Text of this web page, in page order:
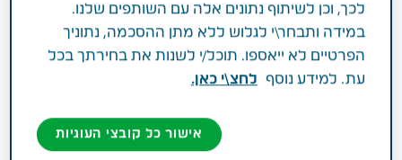
פעילות רפואית
קנביס רפואי מיועד למחלות שונות כפי שהוגדר על
ידי היחידה לקנביס רפואי במשרד הבריאות.
לכך, וכן לשיתוף נתונים אלה עם השותפים שלנו.
במידה ותבחר\י לגלוש ללא מתן ההסכמה, נתוניך
הפרטיים לא ייאספו. תוכל/י לשנות את בחירתך בכל
עת. למידע נוסף
לחצ\י כאן.
אישור כל קובצי העוגיות